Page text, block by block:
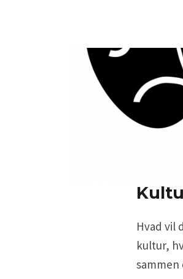
Hvad vil
kultur,
sammen